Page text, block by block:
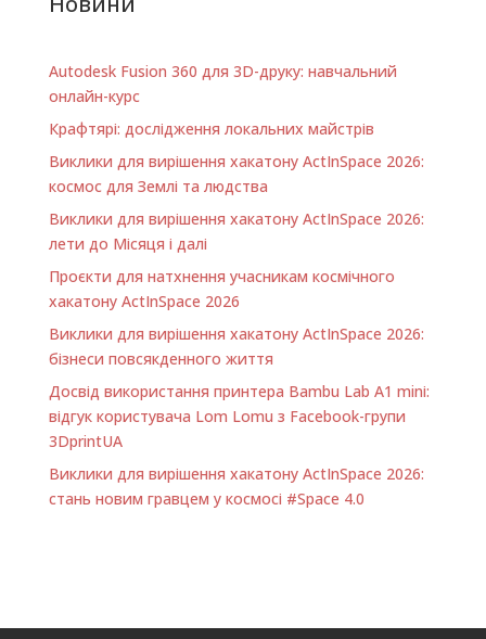
Audio Signal
особенностей…
технолога:
руками - столяр,
вопросам пишите:
idearoomia@gmail.co
m, Звоните - 050 355
58 75
https://drive.google.co
m/open?
W9j0ix02t-ml-Mng
Контакт
idearoomia@gmail.co
m +380503555875
Autodesk Fusion 360 для 3D-друку: навчальний
онлайн-курс
Крафтярі: дослідження локальних майстрів
Виклики для вирішення хакатону ActInSpace 2026:
космос для Землі та людства
Виклики для вирішення хакатону ActInSpace 2026:
лети до Місяця і далі
Проєкти для натхнення учасникам космічного
хакатону ActInSpace 2026
Виклики для вирішення хакатону ActInSpace 2026:
бізнеси повсякденного життя
Досвід використання принтера Bambu Lab A1 minі:
відгук користувача Lom Lomu з Facebook-групи
3DprintUA
Виклики для вирішення хакатону ActInSpace 2026:
стань новим гравцем у космосі #Space 4.0